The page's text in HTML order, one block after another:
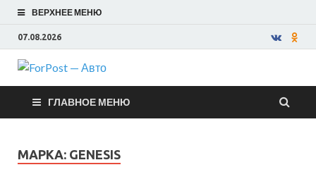
ВЕРХНЕЕ МЕНЮ
07.08.2026
ForPost —
Авто
ГЛАВНОЕ МЕНЮ
МАРКА: GENESIS